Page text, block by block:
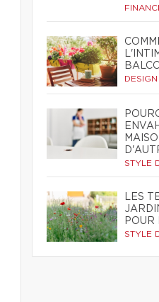
DESIGN
STYLE
LES
POUR
STYLE